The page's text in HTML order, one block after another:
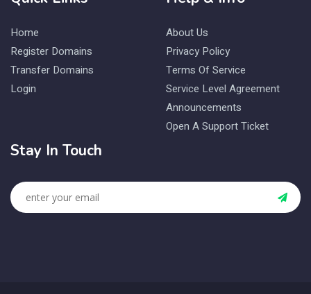
Home
Register Domains
Transfer Domains
Login
About Us
Privacy Policy
Terms Of Service
Service Level Agreement
Announcements
Open A Support Ticket
Stay In Touch